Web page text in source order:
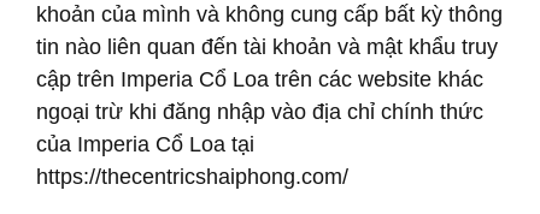
khoản của mình và không cung cấp bất kỳ thông
tin nào liên quan đến tài khoản và mật khẩu truy
cập trên Imperia Cổ Loa trên các website khác
ngoại trừ khi đăng nhập vào địa chỉ chính thức
của Imperia Cổ Loa tại
https://thecentricshaiphong.com/